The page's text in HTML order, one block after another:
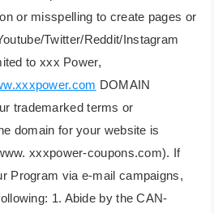
or misspelling to create pages or
Twitter/Reddit/Instagram
to xxx Power,
DOMAIN
trademarked terms or
domain for your website is
xxxpower-coupons.com). If
Program via e-mail campaigns,
1. Abide by the CAN-